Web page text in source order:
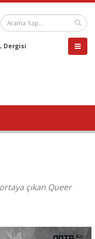
Dergisi
çıkan Queer